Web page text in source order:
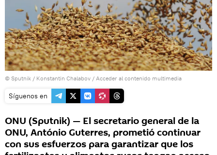
© Sputnik / Konstantin Chalabov / Acceder al contenido multimedia
Síguenos en
ONU (Sputnik) — El secretario general de la
ONU, António Guterres, prometió continuar
con sus esfuerzos para garantizar que los